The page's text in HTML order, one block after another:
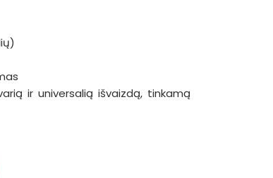
ir universalią išvaizdą, tinkamą